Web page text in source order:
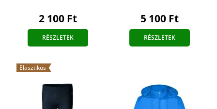
2 100 Ft
RÉSZLETEK
5 100 Ft
RÉSZLETEK
Elasztikus